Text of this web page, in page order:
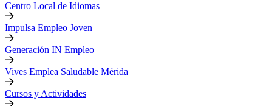
Centro Local de Idiomas
Impulsa Empleo Joven
Generación IN Empleo
Vives Emplea Saludable Mérida
Cursos y Actividades